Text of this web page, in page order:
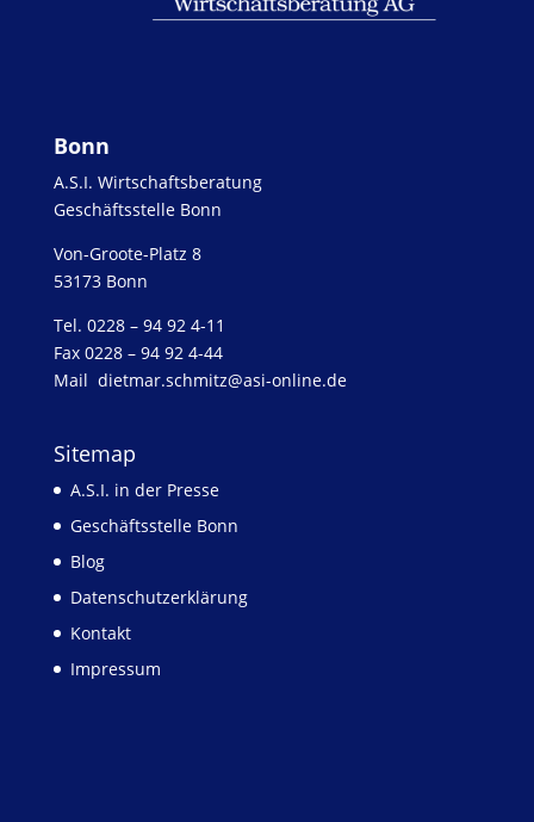
Bonn
A.S.I. Wirtschaftsberatung
Geschäftsstelle Bonn
Von-Groote-Platz 8
53173 Bonn
Tel. 0228 – 94 92 4-11
Fax 0228 – 94 92 4-44
Mail dietmar.schmitz@asi-online.de
Sitemap
A.S.I. in der Presse
Geschäftsstelle Bonn
Blog
Datenschutzerklärung
Kontakt
Impressum